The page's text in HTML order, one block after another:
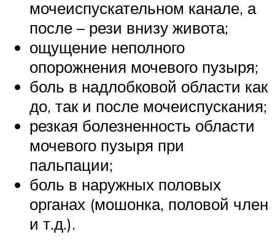
мочеиспускательном канале, а
после – рези внизу живота;
ощущение неполного
опорожнения мочевого пузыря;
боль в надлобковой области как
до, так и после мочеиспускания;
резкая болезненность области
мочевого пузыря при
пальпации;
боль в наружных половых
органах (мошонка, половой член
и т.д.).